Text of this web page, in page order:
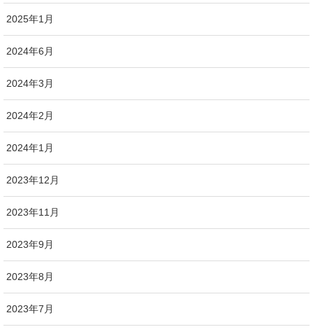
2025年1月
2024年6月
2024年3月
2024年2月
2024年1月
2023年12月
2023年11月
2023年9月
2023年8月
2023年7月